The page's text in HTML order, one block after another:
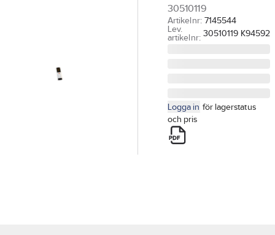
30510119
Artikelnr: 7145544
Lev.
artikelnr: 30510119 K94592
Logga in för lagerstatus
och pris